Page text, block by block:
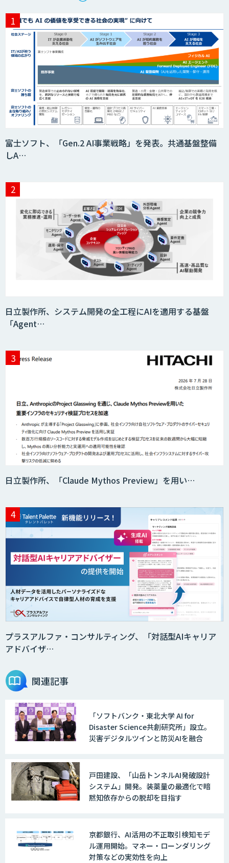
サテライトAI
BIGDAT@Analysis
Kurrant.ai
KIBIT Amanogawa
匠KIBIT零
saki-mori
AI・DXコンサルティング伴走支援サービ
AI受託開発（データ分析・画像認識）
デジフロー
AI/DXソリューションサービス
富士ソフト、「Gen.2 AI事業戦略」を発表。共通基盤整備
しA…
日立製作所、システム開発の全工程にAIを適用する基盤
「Agent…
日立製作所、「Claude Mythos Preview」を用い…
プラスアルファ・コンサルティング、「対話型AIキャリア
アドバイザ…
関連記事
「ソフトバンク・東北大学 AI for
Disaster Science共創研究所」設立。
災害デジタルツインと防災AIを融合
戸田建設、「山岳トンネルAI発破設計
システム」開発。装薬量の最適化で暗
黙知依存からの脱却を目指す
京都銀行、AI活用の不正取引検知モデ
ル運用開始。マネー・ローンダリング
対策などの実効性を向上